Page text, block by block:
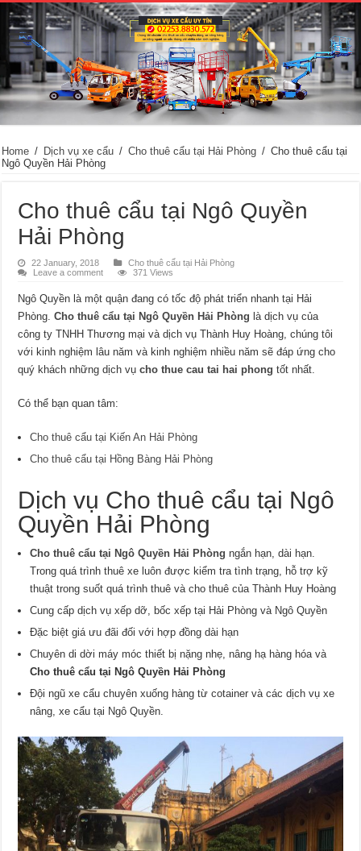
Home / Dịch vụ xe cẩu / Cho thuê cẩu tại Hải Phòng / Cho thuê cẩu tại
Ngô Quyền Hải Phòng
Cho thuê cẩu tại Ngô Quyền
Hải Phòng
22 January, 2018
Cho thuê cẩu tại Hải Phòng
Leave a comment
371 Views
Ngô Quyền là một quận đang có tốc độ phát triển nhanh tại Hải
Phòng.Cho thuê cẩu tại Ngô Quyền Hải Phòng là dịch vụ của
công ty TNHH Thương mại và dịch vụ Thành Huy Hoàng, chúng tôi
với kinh nghiệm lâu năm và kinh nghiệm nhiều năm sẽ đáp ứng cho
quý khách những dịch vụcho thue cau tai hai phong tốt nhất.
Có thể bạn quan tâm:
Cho thuê cẩu tại Kiến An Hải Phòng
Cho thuê cẩu tại Hồng Bàng Hải Phòng
Dịch vụ Cho thuê cẩu tại Ngô
Quyền Hải Phòng
Cho thuê cẩu tại Ngô Quyền Hải Phòng ngắn hạn, dài hạn.
Trong quá trình thuê xe luôn được kiểm tra tình trạng, hỗ trợ kỹ
thuật trong suốt quá trình thuê và cho thuê của Thành Huy Hoàng
Cung cấp dịch vụ xếp dỡ, bốc xếp tại Hải Phòng và Ngô Quyền
Đặc biệt giá ưu đãi đối với hợp đồng dài hạn
Chuyên di dời máy móc thiết bị nặng nhẹ, nâng hạ hàng hóa và
Cho thuê cẩu tại Ngô Quyền Hải Phòng
Đội ngũ xe cẩu chuyên xuống hàng từ cotainer và các dịch vụ xe
nâng, xe cẩu tại Ngô Quyền.